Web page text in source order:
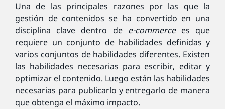
Una de las principales razones por las que la
gestión de contenidos se ha convertido en una
disciplina clave dentro de e-commercees que
requiere un conjunto de habilidades definidas y
varios conjuntos de habilidades diferentes. Existen
las habilidades necesarias para escribir, editar y
optimizar el contenido. Luego están las habilidades
necesarias para publicarlo y entregarlo de manera
que obtenga el máximo impacto.